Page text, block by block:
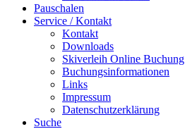
Pauschalen
Service / Kontakt
Kontakt
Downloads
Skiverleih Online Buchung
Buchungsinformationen
Links
Impressum
Datenschutzerklärung
Suche